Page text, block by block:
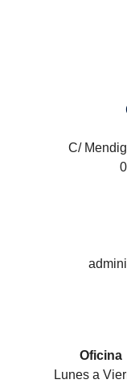
C/
Oficina
Lunes a